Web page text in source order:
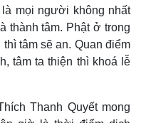
mọi người không nhất
thành tâm. Phật ở trong
tâm sẽ an. Quan điểm
tâm ta thiện thì khoá lễ
Thanh Quyết mong